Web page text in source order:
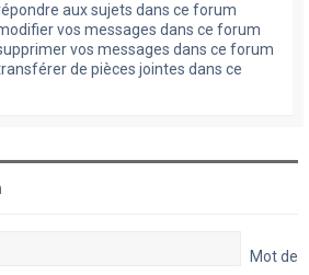
aux sujets dans ce forum
vos messages dans ce forum
vos messages dans ce forum
de pièces jointes dans ce
Mot de